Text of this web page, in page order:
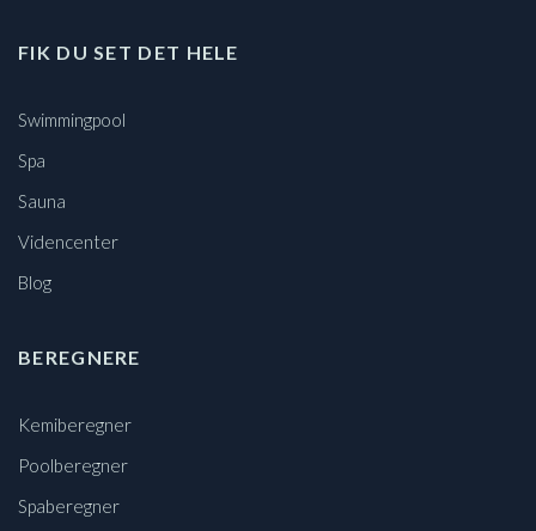
FIK DU SET DET HELE
Swimmingpool
Spa
Sauna
Videncenter
Blog
BEREGNERE
Kemiberegner
Poolberegner
Spaberegner